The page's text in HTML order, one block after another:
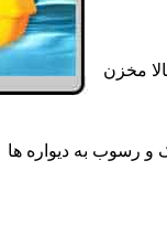
مخزن
رسوب به دیواره ها